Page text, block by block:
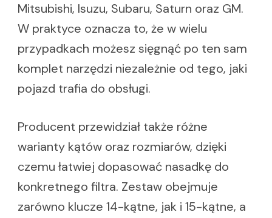
Mitsubishi, Isuzu, Subaru, Saturn oraz GM.
W praktyce oznacza to, że w wielu
przypadkach możesz sięgnąć po ten sam
komplet narzędzi niezależnie od tego, jaki
pojazd trafia do obsługi.
Producent przewidział także różne
warianty kątów oraz rozmiarów, dzięki
czemu łatwiej dopasować nasadkę do
konkretnego filtra. Zestaw obejmuje
zarówno klucze 14-kątne, jak i 15-kątne, a